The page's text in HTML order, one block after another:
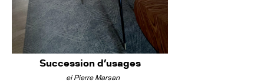
Succession d'usages
ei Pierre Marsan